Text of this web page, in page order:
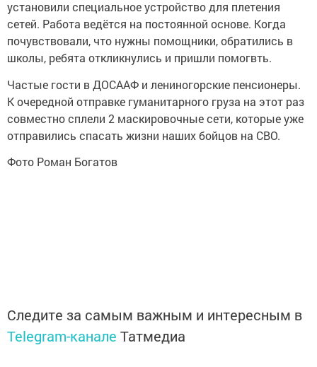
установили специальное устройство для плетения
сетей. Работа ведётся на постоянной основе. Когда
почувствовали, что нужны помощники, обратились в
школы, ребята откликнулись и пришли помогвть.
Частые гости в ДОСААФ и лениногорские пенсионеры.
К очередной отправке гуманитарного груза на этот раз
совместно сплели 2 маскировочные сети, которые уже
отправились спасать жизни наших бойцов на СВО.
Фото Роман Богатов
Следите за самым важным и интересным в
Telegram-канале Татмедиа